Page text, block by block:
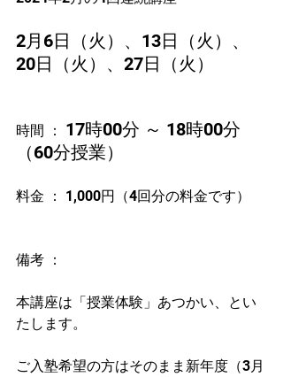
2月6日（火）、13日（火）、
20日（火）、27日（火）
時間 ： 17時00分 ～ 18時00分
（60分授業）
料金 ： 1,000円（4回分の料金です）
備考 ：
本講座は「授業体験」あつかい、とい
たします。
ご入塾希望の方はそのまま新年度（3月